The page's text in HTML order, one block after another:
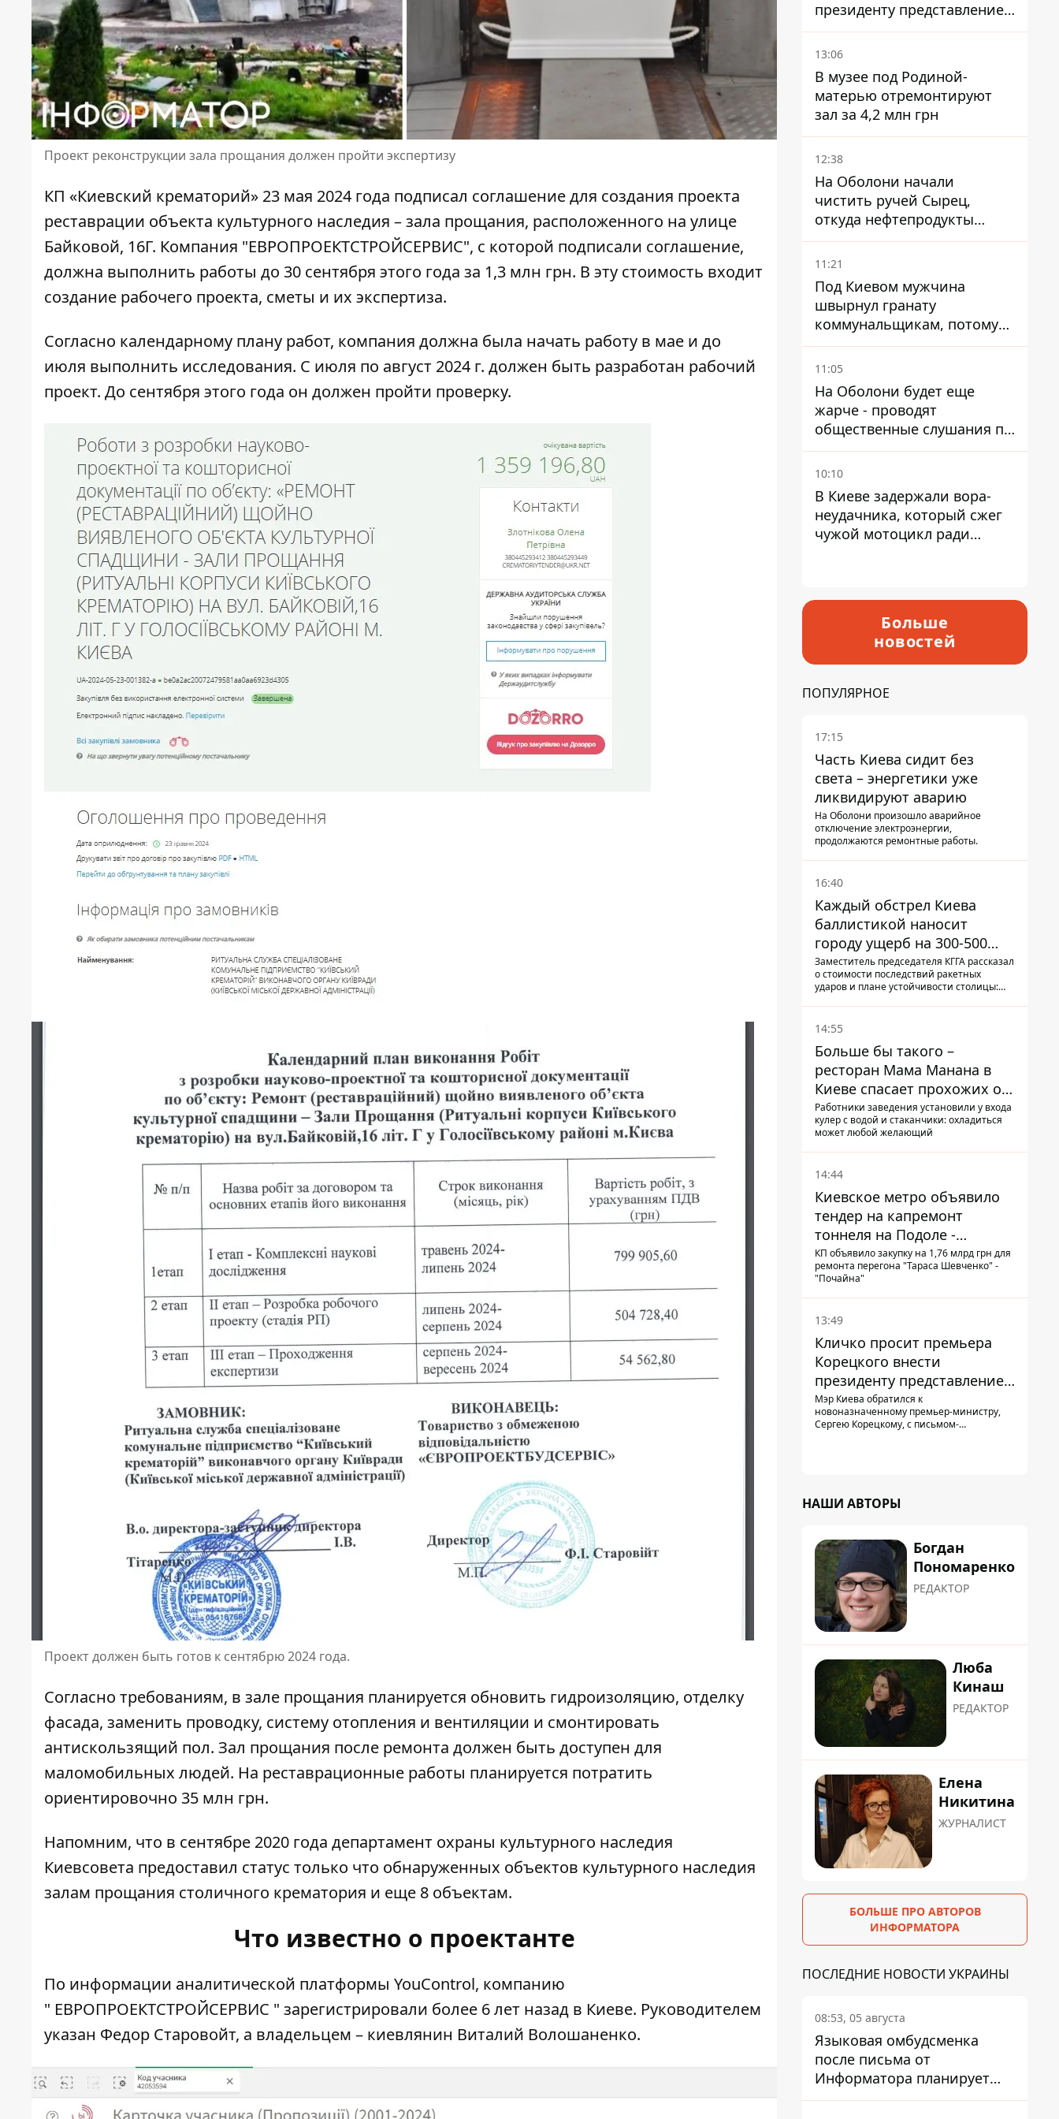
Проект реконструкции зала прощания должен пройти экспертизу
КП «Киевский крематорий» 23 мая 2024 года подписал соглашениедля создания проекта
реставрации объекта культурного наследия – зала прощания, расположенного на улице
Байковой, 16Г. Компания "ЕВРОПРОЕКТСТРОЙСЕРВИС", с которой подписали соглашение,
должна выполнить работы до 30 сентября этого года за 1,3 млн грн. В эту стоимость входит
создание рабочего проекта, сметы и их экспертиза.
Согласно календарному плану работ, компания должна была начать работу в мае и до
июля выполнить исследования. С июля по август 2024 г. должен быть разработан рабочий
проект. До сентября этого года он должен пройти проверку.
Проект должен быть готов к сентябрю 2024 года.
Согласно требованиям, в зале прощания планируется обновить гидроизоляцию, отделку
фасада, заменить проводку, систему отопления и вентиляции и смонтировать
антискользящий пол. Зал прощания после ремонта должен быть доступен для
маломобильных людей. На реставрационные работы планируется потратить
ориентировочно 35 млн грн.
Напомним, что в сентябре 2020 года департамент охраны культурного наследия
Киевсовета предоставил статус только что обнаруженных объектов культурного наследия
залам прощания столичного крематория и еще 8 объектам.
Что известно о проектанте
По информации аналитической платформы YouControl, компанию
" ЕВРОПРОЕКТСТРОЙСЕРВИС " зарегистрировали более 6 лет назад в Киеве. Руководителем
указан Федор Старовойт, а владельцем – киевлянин Виталий Волошаненко.
президенту представление
на увольнение властелина
Троещины Бахматова
13:06
В музее под Родиной-
матерью отремонтируют
зал за 4,2 млн грн
12:38
На Оболони начали
чистить ручей Сырец,
откуда нефтепродукты
попадали в озера
11:21
Под Киевом мужчина
швырнул гранату
коммунальщикам, потому
что не хотел платить по
квитанциям
11:05
На Оболони будет еще
жарче - проводят
общественные слушания по
поводу храма УГКЦ на
Северной
10:10
В Киеве задержали вора-
неудачника, который сжег
чужой мотоцикл ради
Больше
новостей
ПОПУЛЯРНОЕ
17:15
Часть Киева сидит без
света – энергетики уже
ликвидируют аварию
На Оболони произошло аварийное
отключение электроэнергии,
продолжаются ремонтные работы.
16:40
Каждый обстрел Киева
баллистикой наносит
городу ущерб на 300-500
миллионов - Петр
Пантелеев
Заместитель председателя КГГА рассказал
о стоимости последствий ракетных
ударов и плане устойчивости столицы:
вымывает из казны города еще больше
средств
14:55
Больше бы такого –
ресторан Мама Манана в
Киеве спасает прохожих от
жары
Работники заведения установили у входа
кулер с водой и стаканчики: охладиться
может любой желающий
14:44
Киевское метро объявило
тендер на капремонт
тоннеля на Подоле -
продлится почти два года
КП объявило закупку на 1,76 млрд грн для
ремонта перегона "Тараса Шевченко" -
"Почайна"
13:49
Кличко просит премьера
Корецкого внести
президенту представление
на увольнение властелина
Троещины Бахматова
Мэр Киева обратился к
новоназначенному премьер-министру,
Сергею Корецкому, с письмом-
НАШИ АВТОРЫ
Богдан
Пономаренко
РЕДАКТОР
Люба
Кинаш
РЕДАКТОР
Елена
Никитина
ЖУРНАЛИСТ
БОЛЬШЕ ПРО АВТОРОВ
ИНФОРМАТОРА
ПОСЛЕДНИЕ НОВОСТИ УКРАИНЫ
08:53, 05 августа
Языковая омбудсменка
после письма от
Информатора планирует
наказать компанию-